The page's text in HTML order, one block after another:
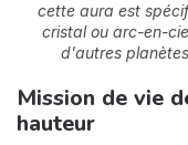
cette aura est
cristal ou arc-en-
d'autres
Mission de vie
hauteur